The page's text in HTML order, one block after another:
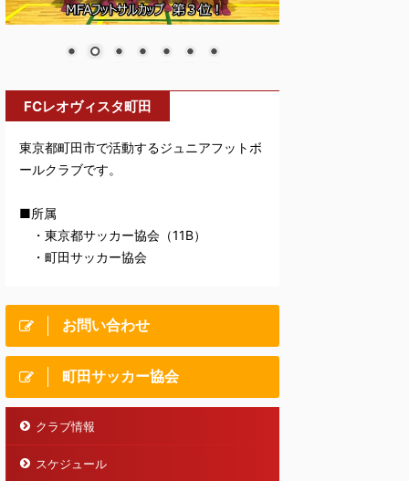
FCレオヴィスタ町田
東京都町田市で活動するジュニアフットボ
ールクラブです。
■所属
・東京都サッカー協会（11B）
・町田サッカー協会
お問い合わせ
町田サッカー協会
クラブ情報
スケジュール